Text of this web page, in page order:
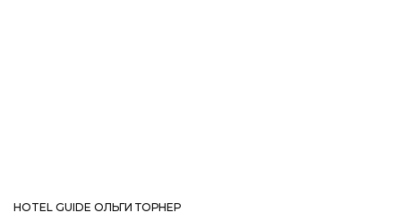
HOTEL GUIDE ОЛЬГИ ТОРНЕР